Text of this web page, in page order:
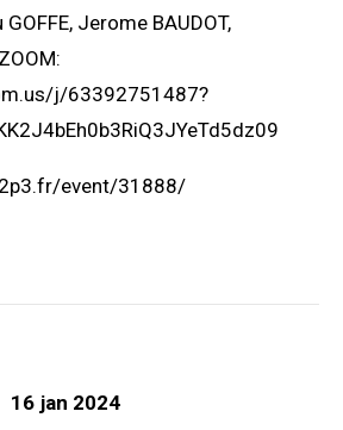
Jerome BAUDOT,
j/63392751487?
event/31888/
16 jan 2024